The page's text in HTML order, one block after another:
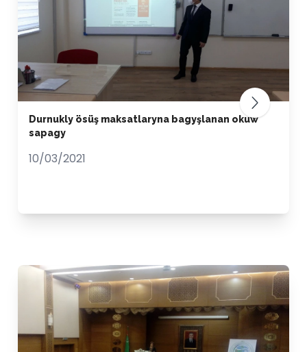
Durnukly ösüş maksatlaryna bagyşlanan okuw
sapagy
10/03/2021